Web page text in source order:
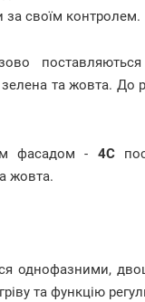
своїм контролем.
та жовта. До
фасадом - 4C
жовта.
однофазними,
та функцію